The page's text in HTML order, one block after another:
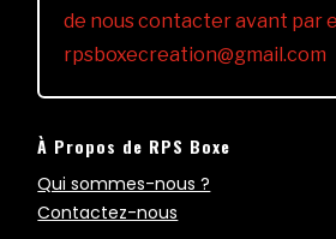
de nous contacter avant par
rpsboxecreation@gmail.com
À Propos de RPS Boxe
Qui sommes-nous ?
Contactez-nous